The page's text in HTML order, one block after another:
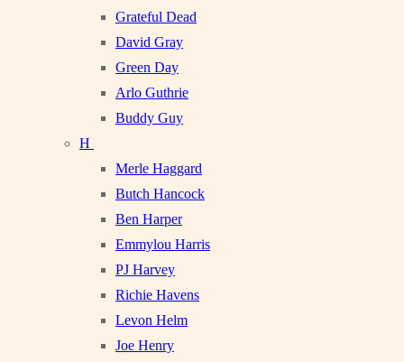
Grateful Dead
David Gray
Green Day
Arlo Guthrie
Buddy Guy
H
Merle Haggard
Butch Hancock
Ben Harper
Emmylou Harris
PJ Harvey
Richie Havens
Levon Helm
Joe Henry